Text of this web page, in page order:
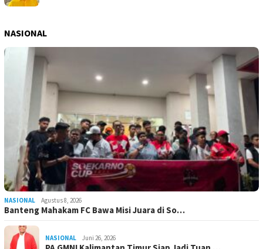
NASIONAL
NASIONAL Agustus 8, 2026
Banteng Mahakam FC Bawa Misi Juara di So…
NASIONAL Juni 26, 2026